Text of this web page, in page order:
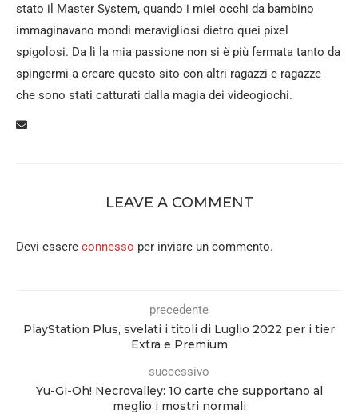
stato il Master System, quando i miei occhi da bambino
immaginavano mondi meravigliosi dietro quei pixel
spigolosi. Da lì la mia passione non si è più fermata tanto da
spingermi a creare questo sito con altri ragazzi e ragazze
che sono stati catturati dalla magia dei videogiochi.
LEAVE A COMMENT
Devi essere connesso per inviare un commento.
precedente
PlayStation Plus, svelati i titoli di Luglio 2022 per i tier
Extra e Premium
successivo
Yu-Gi-Oh! Necrovalley: 10 carte che supportano al
meglio i mostri normali